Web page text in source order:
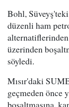
Bohl,
düzenli ham
üzerinden
söyledi.
Mısır'daki
geçmeden önce
boşaltmasına,